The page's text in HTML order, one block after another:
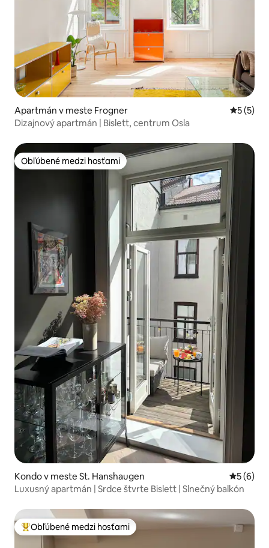
Apartmán v meste Frogner
5 (5)
Dizajnový apartmán | Bislett, centrum Osla
Obľúbené medzi hosťami
Obľúbené medzi hosťami
Kondo v meste St. Hanshaugen
5 (6)
Luxusný apartmán | Srdce štvrte Bislett | Slnečný balkón
Najobľúbenejšie medzi hosťami
Obľúbené medzi hosťami